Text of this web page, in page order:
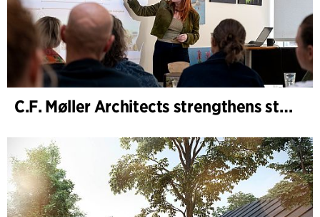
C.F. Møller Architects strengthens strategic advisory in the early phases